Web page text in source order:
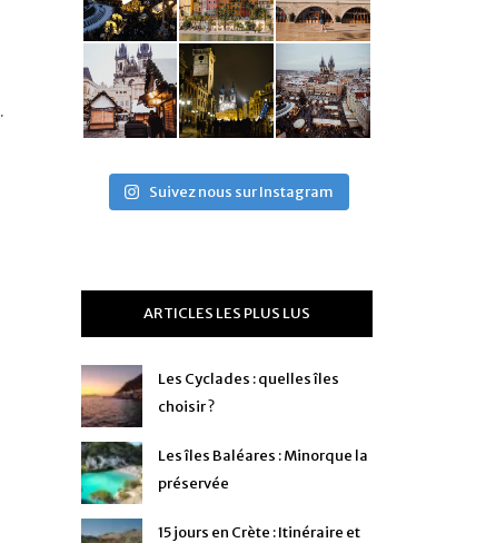
.
Suivez nous sur Instagram
ARTICLES LES PLUS LUS
Les Cyclades : quelles îles
choisir ?
Les îles Baléares : Minorque la
préservée
15 jours en Crète : Itinéraire et